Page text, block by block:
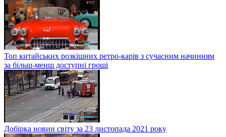
Топ китайських розкішних ретро-карів з сучасним начинням
за більш-менш доступні гроші
Добірка новин світу за 23 листопада 2021 року